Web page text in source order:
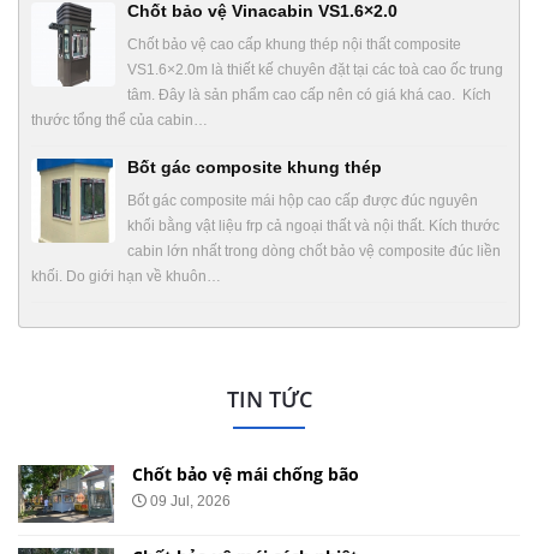
Chốt bảo vệ Vinacabin VS1.6×2.0
Chốt bảo vệ cao cấp khung thép nội thất composite
VS1.6×2.0m là thiết kế chuyên đặt tại các toà cao ốc trung
tâm. Đây là sản phẩm cao cấp nên có giá khá cao. Kích
thước tổng thể của cabin…
Bốt gác composite khung thép
Bốt gác composite mái hộp cao cấp được đúc nguyên
khối bằng vật liệu frp cả ngoại thất và nội thất. Kích thước
cabin lớn nhất trong dòng chốt bảo vệ composite đúc liền
khối. Do giới hạn về khuôn…
TIN TỨC
Chốt bảo vệ mái chống bão
09 Jul, 2026